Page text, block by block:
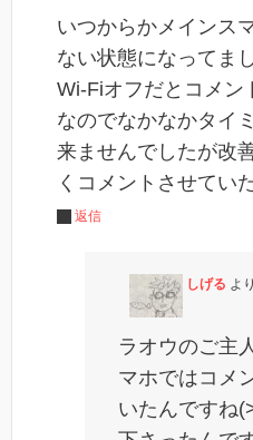
いつからかメインス
ない状態になってま
Wi-Fiオフだとコメン
なのでなかなかタイ
来ませんでしたが改
くコメントさせてい
返信
しげる よ
ラオウのご主
マホではコメ
いたんですね